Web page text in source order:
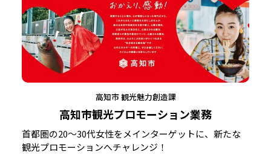
高知市観光プロモーション業務
高知市 観光魅力創造課
首都圏の20〜30代女性をメインターゲットに、新たな
観光プロモーションへチャレンジ！